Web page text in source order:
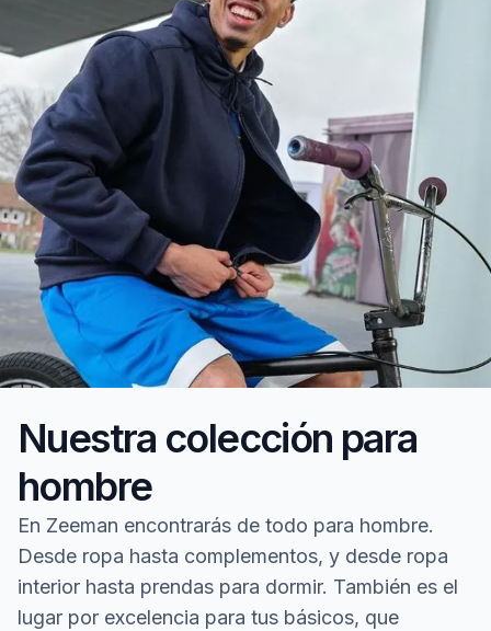
Nuestra colección para
hombre
En Zeeman encontrarás de todo para hombre.
Desde ropa hasta complementos, y desde ropa
interior hasta prendas para dormir. También es el
lugar por excelencia para tus básicos, que